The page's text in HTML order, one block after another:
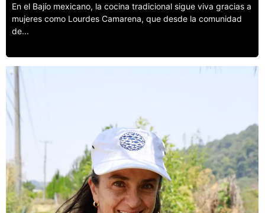
En el Bajío mexicano, la cocina tradicional sigue viva gracias a
mujeres como Lourdes Camarena, que desde la comunidad
de...